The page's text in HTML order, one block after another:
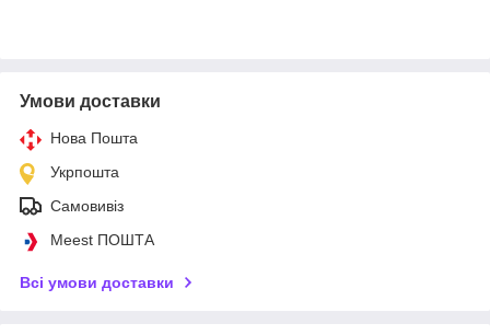
Умови доставки
Нова Пошта
Укрпошта
Самовивіз
Meest ПОШТА
Всі умови доставки